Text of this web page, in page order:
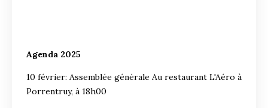
Agenda 2025
10 février: Assemblée générale Au restaurant L'Aéro à
Porrentruy, à 18h00